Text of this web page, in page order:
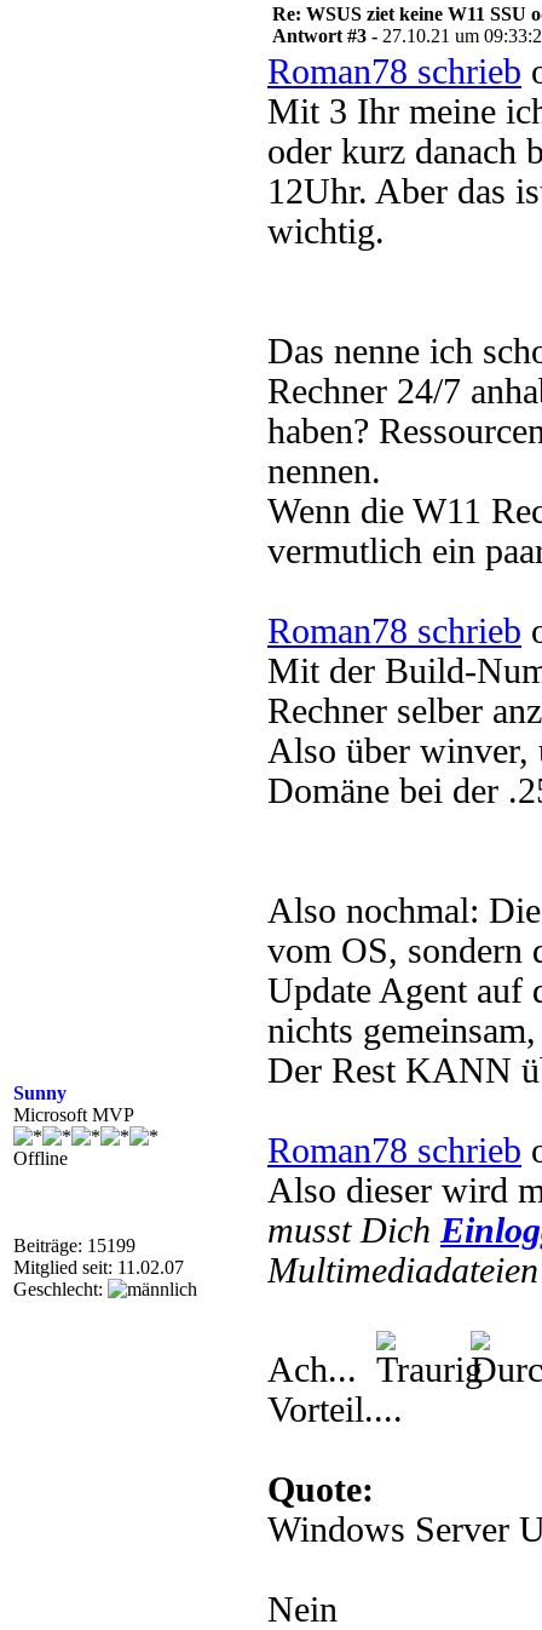
Sunny
Microsoft MVP
Offline
Beiträge: 15199
Mitglied seit: 11.02.07
Geschlecht:
Re: WSUS ziet keine W11 SSU
Antwort #3 - 27.10.21 um
Roman78 schrieb
Mit 3 Ihr meine
oder kurz danach
12Uhr. Aber das
wichtig.
Das nenne ich
Rechner 24/7
haben?
nennen.
Wenn die W11
vermutlich ein
Roman78 schrieb
Mit der Build-
Rechner selber
Also über winver,
Domäne bei der
Also nochmal:
vom OS, sondern
Update Agent auf
nichts
Der Rest KANN
Roman78 schrieb
Also dieser wird
musst Dich
Ach...
Vorteil....
Quote:
Windows Server
Nein